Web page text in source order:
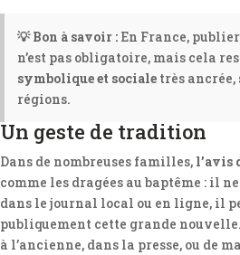
💡 Bon à savoir : En France,
n’est pas obligatoire, mais cela
symbolique et sociale très
régions.
Un geste de tradition
Dans de nombreuses familles, l’avis
comme les dragées au baptême : il
dans le journal local ou en ligne, il
publiquement cette grande
à l’ancienne, dans la presse, ou de